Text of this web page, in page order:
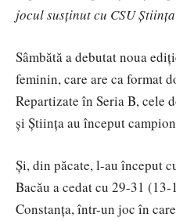
jocul susținut cu CSU
Sâmbătă a debutat noua
feminin, care are ca format
Repartizate în Seria B, cele
și Știința au început
Și, din păcate, l-au început
Bacău a cedat cu 29-31
Constanța, într-un joc în